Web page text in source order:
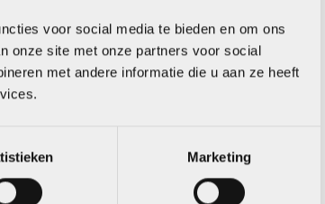
voor social media te bieden en om ons
onze site met onze partners voor social
met andere informatie die u aan ze heeft
Marketing